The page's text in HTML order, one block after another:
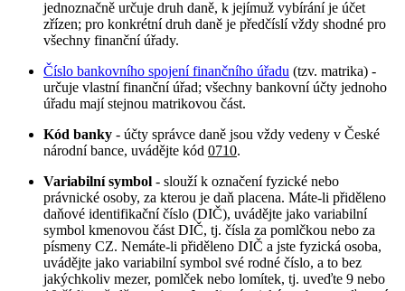
jednoznačně určuje druh daně, k jejímuž vybírání je účet
zřízen; pro konkrétní druh daně je předčíslí vždy shodné pro
všechny finanční úřady.
Číslo bankovního spojení finančního úřadu (tzv. matrika) -
určuje vlastní finanční úřad; všechny bankovní účty jednoho
úřadu mají stejnou matrikovou část.
Kód banky - účty správce daně jsou vždy vedeny v České
národní bance, uvádějte kód 0710.
Variabilní symbol - slouží k označení fyzické nebo
právnické osoby, za kterou je daň placena. Máte-li přiděleno
daňové identifikační číslo (DIČ), uvádějte jako variabilní
symbol kmenovou část DIČ, tj. čísla za pomlčkou nebo za
písmeny CZ. Nemáte-li přiděleno DIČ a jste fyzická osoba,
uvádějte jako variabilní symbol své rodné číslo, a to bez
jakýchkoliv mezer, pomlček nebo lomítek, tj. uveďte 9 nebo